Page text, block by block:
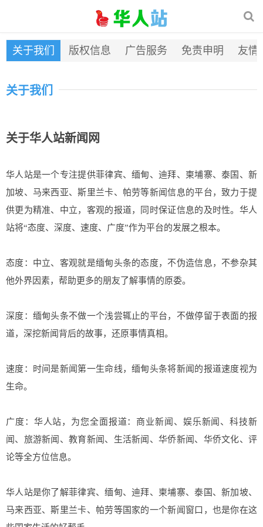
关于我们 版权信息 广告服务 免责申明 友情
关于我们
关于华人站新闻网
华人站是一个专注提供菲律宾、缅甸、迪拜、柬埔寨、泰国、新
加坡、马来西亚、斯里兰卡、帕劳等新闻信息的平台，致力于提
供更为精准、中立，客观的报道，同时保证信息的及时性。华人
站将“态度、深度、速度、广度”作为平台的发展之根本。
态度：中立、客观就是缅甸头条的态度，不伪造信息，不参杂其
他外界因素，帮助更多的朋友了解事情的原委。
深度：缅甸头条不做一个浅尝辄止的平台，不做停留于表面的报
道，深挖新闻背后的故事，还原事情真相。
速度：时间是新闻第一生命线，缅甸头条将新闻的报道速度视为
生命。
广度：华人站，为您全面报道：商业新闻、娱乐新闻、科技新
闻、旅游新闻、教育新闻、生活新闻、华侨新闻、华侨文化、评
论等全方位信息。
华人站是你了解菲律宾、缅甸、迪拜、柬埔寨、泰国、新加坡、
马来西亚、斯里兰卡、帕劳等国家的一个新闻窗口，也是你在这